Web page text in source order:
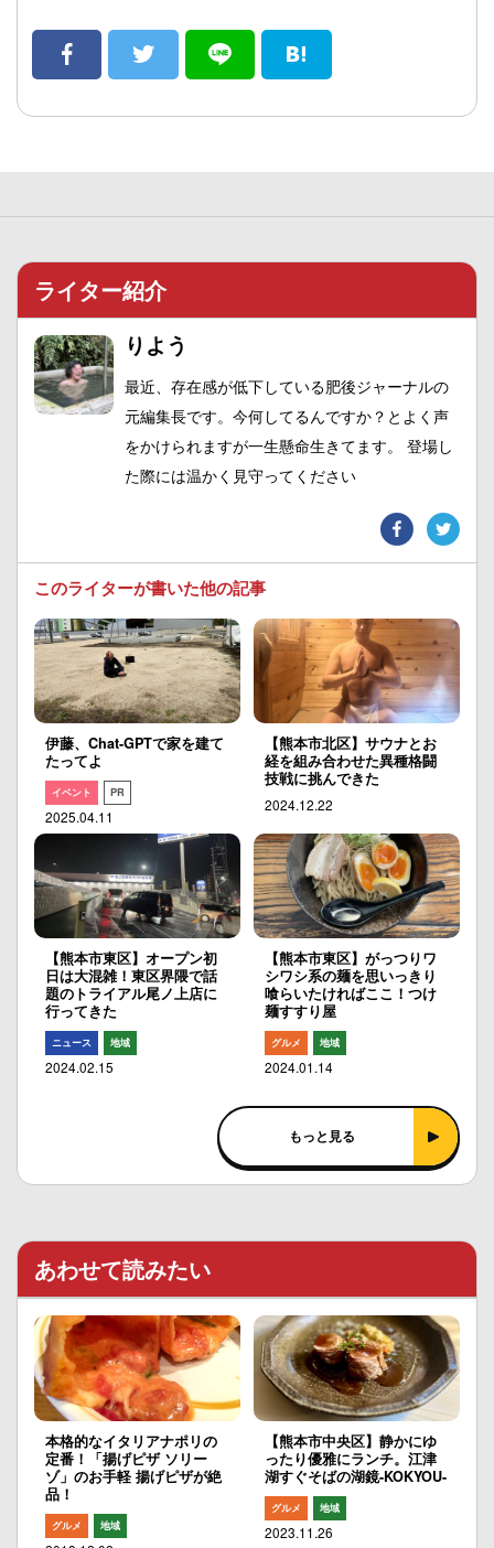
ライター紹介
りよう
最近、存在感が低下している肥後ジャーナルの
元編集長です。今何してるんですか？とよく声
をかけられますが一生懸命生きてます。 登場し
た際には温かく見守ってください
このライターが書いた他の記事
伊藤、Chat-GPTで家を建て
たってよ
イベント PR
2025.04.11
【熊本市北区】サウナとお
経を組み合わせた異種格闘
技戦に挑んできた
2024.12.22
【熊本市東区】オープン初
日は大混雑！東区界隈で話
題のトライアル尾ノ上店に
行ってきた
ニュース 地域
2024.02.15
【熊本市東区】がっつりワ
シワシ系の麺を思いっきり
喰らいたければここ！つけ
麺すすり屋
グルメ 地域
2024.01.14
もっと見る
あわせて読みたい
本格的なイタリアナポリの
定番！「揚げピザ ソリー
ゾ」のお手軽 揚げピザが絶
品！
グルメ 地域
【熊本市中央区】静かにゆ
ったり優雅にランチ。江津
湖すぐそばの湖鏡-KOKYOU-
グルメ 地域
2023.11.26